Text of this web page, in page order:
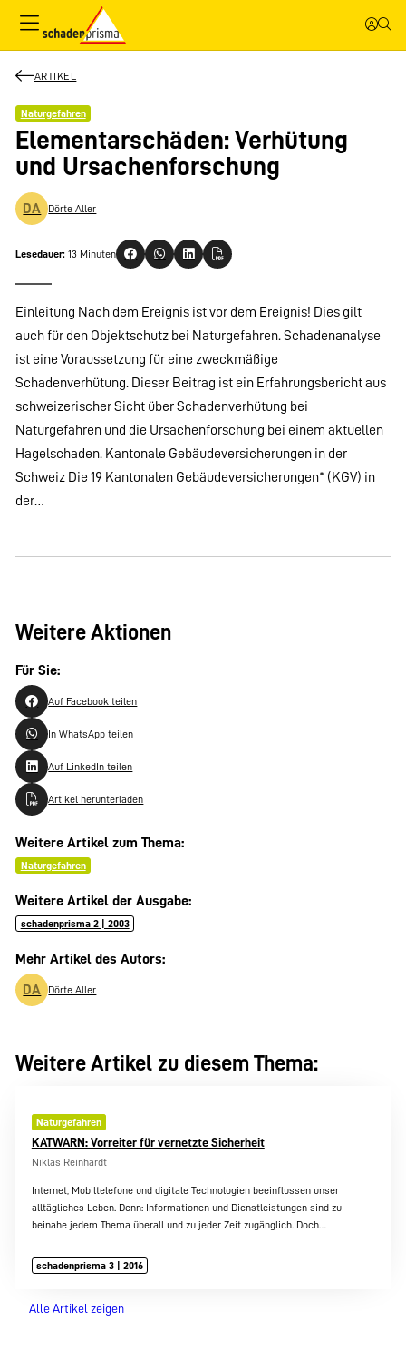
ARTIKEL
Naturgefahren
Elementarschäden: Verhütung
und Ursachenforschung
DA Dörte Aller
Lesedauer: 13 Minuten
Einleitung Nach dem Ereignis ist vor dem Ereignis! Dies gilt
auch für den Objektschutz bei Naturgefahren. Schadenanalyse
ist eine Voraussetzung für eine zweckmäßige
Schadenverhütung. Dieser Beitrag ist ein Erfahrungsbericht aus
schweizerischer Sicht über Schadenverhütung bei
Naturgefahren und die Ursachenforschung bei einem aktuellen
Hagelschaden. Kantonale Gebäudeversicherungen in der
Schweiz Die 19 Kantonalen Gebäudeversicherungen* (KGV) in
der…
Weitere Aktionen
Für Sie:
Auf Facebook teilen
In WhatsApp teilen
Auf LinkedIn teilen
Artikel herunterladen
Weitere Artikel zum Thema:
Naturgefahren
Weitere Artikel der Ausgabe:
schadenprisma 2 | 2003
Mehr Artikel des Autors:
DA Dörte Aller
Weitere Artikel zu diesem Thema:
Naturgefahren
KATWARN: Vorreiter für vernetzte Sicherheit
Niklas Reinhardt
Internet, Mobiltelefone und digitale Technologien beeinflussen unser
alltägliches Leben. Denn: Informationen und Dienstleistungen sind zu
beinahe jedem Thema überall und zu jeder Zeit zugänglich. Doch…
schadenprisma 3 | 2016
Alle Artikel zeigen